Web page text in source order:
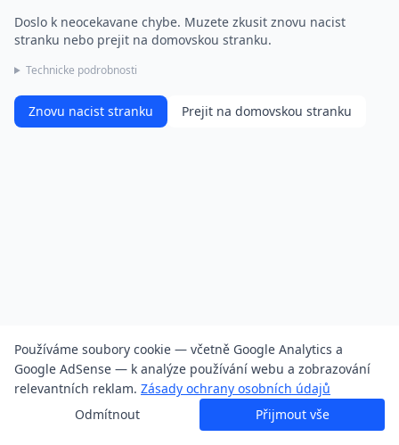
Doslo k neocekavane chybe. Muzete zkusit znovu nacist
stranku nebo prejit na domovskou stranku.
Technicke podrobnosti
Znovu nacist stranku Prejit na domovskou stranku
Používáme soubory cookie — včetně Google Analytics a
Google AdSense — k analýze používání webu a zobrazování
relevantních reklam. Zásady ochrany osobních údajů
Odmítnout
Přijmout vše